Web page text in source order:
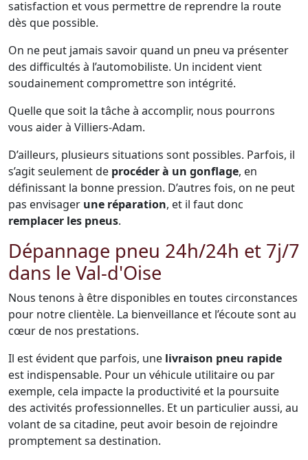
satisfaction et vous permettre de reprendre la route
dès que possible.
On ne peut jamais savoir quand un pneu va présenter
des difficultés à l’automobiliste. Un incident vient
soudainement compromettre son intégrité.
Quelle que soit la tâche à accomplir, nous pourrons
vous aider à Villiers-Adam.
D’ailleurs, plusieurs situations sont possibles. Parfois, il
s’agit seulement de procéder à un gonflage, en
définissant la bonne pression. D’autres fois, on ne peut
pas envisager une réparation, et il faut donc
remplacer les pneus.
Dépannage pneu 24h/24h et 7j/7
dans le Val-d'Oise
Nous tenons à être disponibles en toutes circonstances
pour notre clientèle. La bienveillance et l’écoute sont au
cœur de nos prestations.
Il est évident que parfois, une livraison pneu rapide
est indispensable. Pour un véhicule utilitaire ou par
exemple, cela impacte la productivité et la poursuite
des activités professionnelles. Et un particulier aussi, au
volant de sa citadine, peut avoir besoin de rejoindre
promptement sa destination.